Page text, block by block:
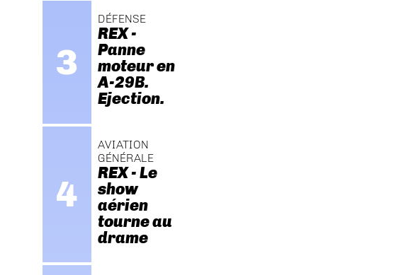
DÉFENSE
REX -
Panne
moteur en
A-29B.
Ejection.
AVIATION
GÉNÉRALE
REX - Le
show
aérien
tourne au
drame